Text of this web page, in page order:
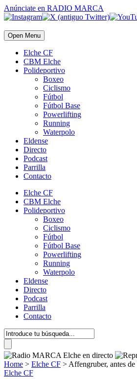
Anúnciate en RADIO MARCA
Open Menu
Elche CF
CBM Elche
Polideportivo
Boxeo
Ciclismo
Fútbol
Fútbol Base
Powerlifting
Running
Waterpolo
Eldense
Directo
Podcast
Parrilla
Contacto
Elche CF
CBM Elche
Polideportivo
Boxeo
Ciclismo
Fútbol
Fútbol Base
Powerlifting
Running
Waterpolo
Eldense
Directo
Podcast
Parrilla
Contacto
Home > Elche CF > Affengruber, antes de
Elche CF